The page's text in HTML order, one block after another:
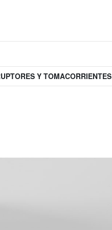
Y TOMACORRIENTES